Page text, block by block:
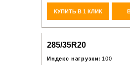
КУПИТЬ В 1 КЛИК
285/35R20
Индекс нагрузки: 100